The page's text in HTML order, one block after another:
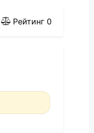
Рейтинг 0